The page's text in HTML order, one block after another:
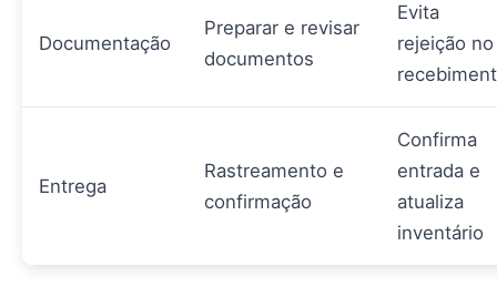
Documentação
Preparar e revisar
documentos
Evita
rejeição no
Entrega
Rastreamento e
confirmação
Confirma
entrada e
atualiza
inventário